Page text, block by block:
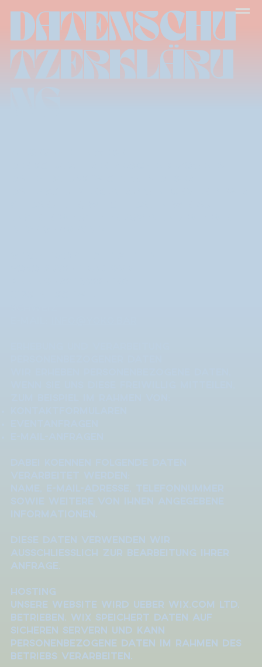
DATENSCHU
TZERKLÄRU
Diese Daten verwenden wir
ausschliesslich zur Bearbeitung Ihrer
Anfrage.
Hosting
Unsere Website wird ueber Wix.com Ltd.
betrieben. Wix speichert Daten auf
sicheren Servern und kann
personenbezogene Daten im Rahmen des
Betriebs verarbeiten.